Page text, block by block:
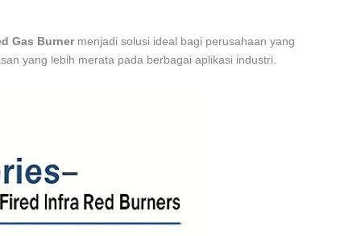
Gas Burnermenjadi solusi ideal bagi perusahaan yang
yang lebih merata pada berbagai aplikasi industri.